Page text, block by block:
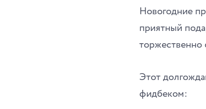
Новогодние
приятный
торжественно
Этот
фидбеком: